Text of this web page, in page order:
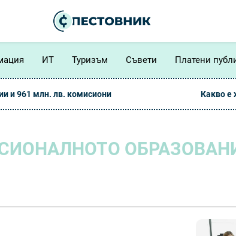
ИТ Туризъм Съвети Платени
и 961 млн. лв. комисиони Какво е